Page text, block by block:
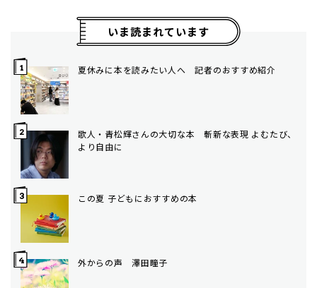
いま読まれています
夏休みに本を読みたい人へ 記者のおすすめ紹介
歌人・青松輝さんの大切な本 斬新な表現 よむたび、
より自由に
この夏 子どもにおすすめの本
外からの声 澤田瞳子